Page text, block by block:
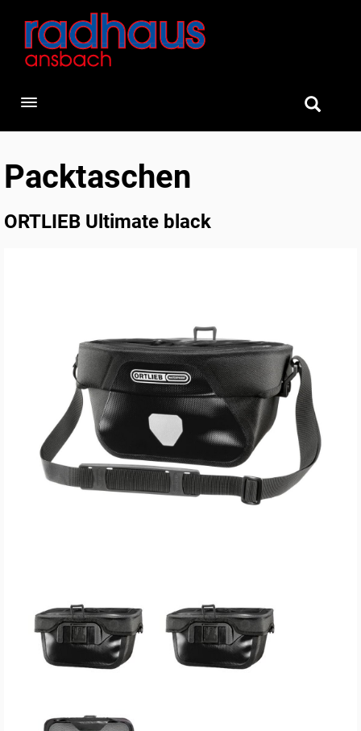
Toggle navigation
Packtaschen
ORTLIEB Ultimate black